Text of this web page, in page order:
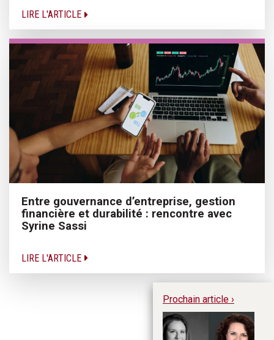
LIRE L'ARTICLE
Entre gouvernance d’entreprise, gestion
financière et durabilité : rencontre avec
Syrine Sassi
LIRE L'ARTICLE
Prochain article ›